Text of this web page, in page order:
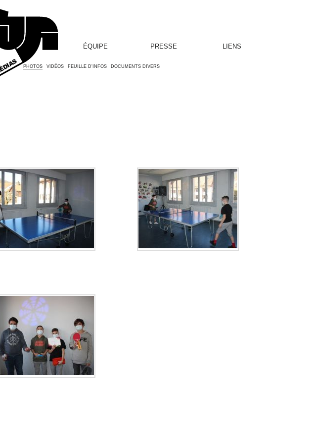
PHOTOS VIDÉOS FEUILLE D'INFOS DOCUMENTS DIVERS
ÉQUIPE PRESSE LIENS